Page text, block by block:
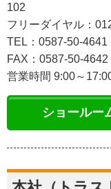
102
フリーダイヤル：
TEL：0587-50-4641
FAX：0587-50-4642
営業時間 9:00～
ショールー